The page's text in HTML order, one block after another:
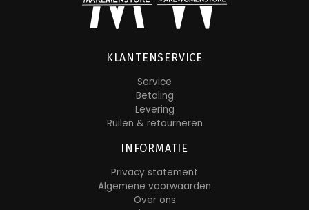
KLANTENSERVICE
Service
Betaling
Levering
Ruilen & retourneren
INFORMATIE
Privacy statement
Algemene voorwaarden
Over ons